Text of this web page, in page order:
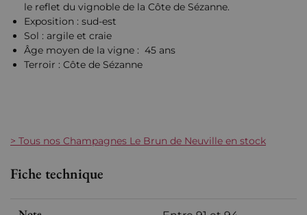
le reflet du vignoble de la Côte de Sézanne.
Exposition : sud-est
Sol : argile et craie
Âge moyen de la vigne : 45 ans
Terroir : Côte de Sézanne
> Tous nos Champagnes Le Brun de Neuville en stock
Fiche technique